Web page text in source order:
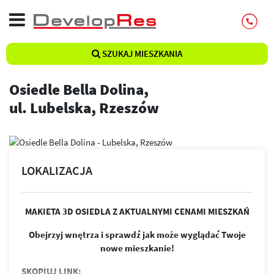
SZUKAJ MIESZKANIA
Osiedle Bella Dolina,
ul. Lubelska, Rzeszów
LOKALIZACJA
MAKIETA 3D OSIEDLA Z AKTUALNYMI CENAMI MIESZKAŃ
Obejrzyj wnętrza i sprawdź jak może wyglądać Twoje
nowe mieszkanie!
SKOPIUJ LINK: